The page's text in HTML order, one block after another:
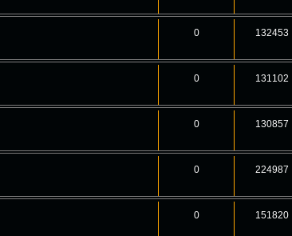
0 132453
0 131102
0 130857
0 224987
0 151820